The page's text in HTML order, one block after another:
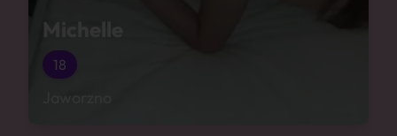
Michelle
18